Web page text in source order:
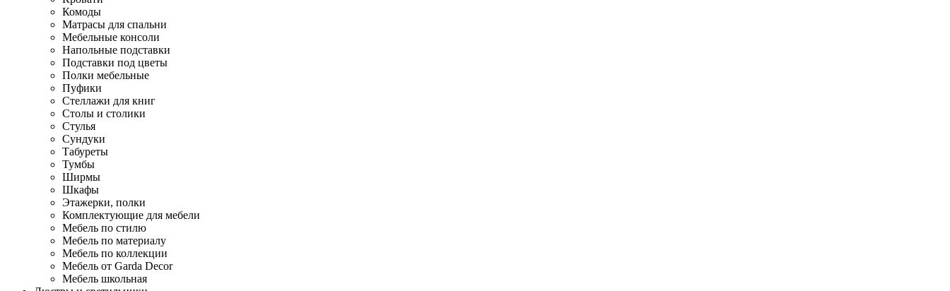
Комоды
Матрасы для спальни
Мебельные консоли
Напольные подставки
Подставки под цветы
Полки мебельные
Пуфики
Стеллажи для книг
Столы и столики
Стулья
Сундуки
Табуреты
Тумбы
Ширмы
Шкафы
Этажерки, полки
Комплектующие для мебели
Мебель по стилю
Мебель по материалу
Мебель по коллекции
Мебель от Garda Decor
Мебель школьная